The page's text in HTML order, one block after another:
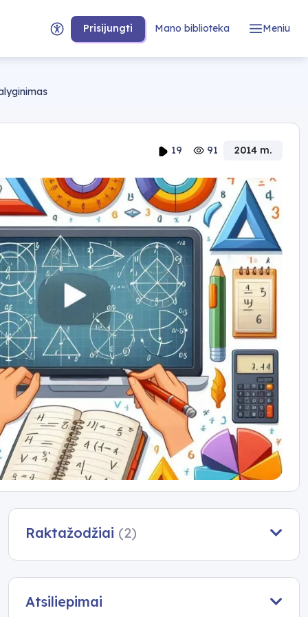
Prisijungti Mano biblioteka Meniu
19 91 2014 m.
Raktažodžiai (2)
Atsiliepimai